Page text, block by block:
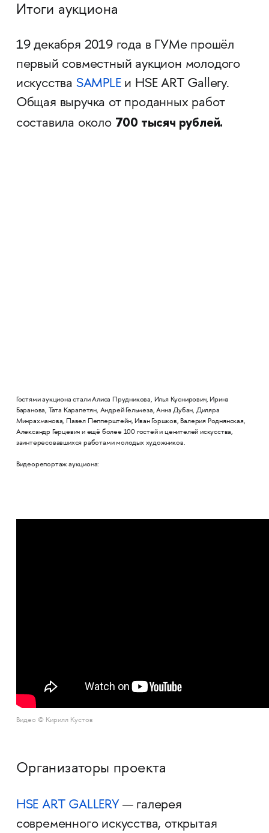
Итоги аукциона
19 декабря 2019 года в ГУМе прошёл
первый совместный аукцион молодого
искусства SAMPLE и HSE ART Gallery.
Общая выручка от проданных работ
составила около 700 тысяч рублей.
Гостями аукциона стали Алиса Прудникова, Илья Куснирович, Ирина
Баранова, Тата Карапетян, Андрей Гельмеза, Анна Дубан, Диляра
Минрахманова, Павел Пепперштейн, Иван Горшков, Валерия Роднянская,
Александр Герцевич и ещё более 100 гостей и ценителей искусства,
заинтересовавшихся работами молодых художников.
Видеорепортаж аукциона:
Видео © Кирилл Кустов
Организаторы проекта
HSE ART GALLERY — галерея
современного искусства, открытая